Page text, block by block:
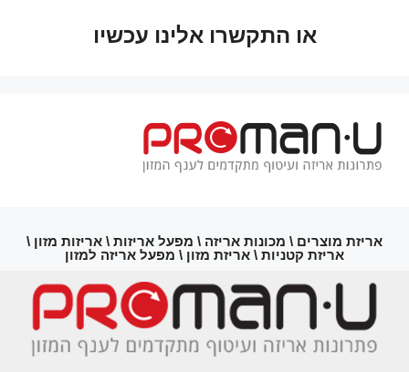
או התקשרו אלינו עכשיו
אריזת מוצרים \ מכונות אריזה \ מפעל אריזות \ אריזות מזון \
אריזת קטניות \ אריזת מזון \ מפעל אריזה למזון